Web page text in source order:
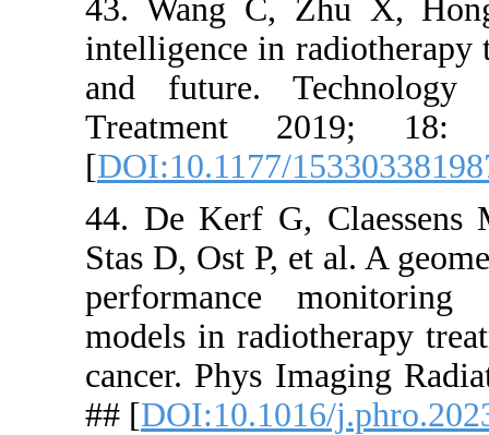
43. Wang
and
[
44. De
Stas D,
models in
cancer.
## [